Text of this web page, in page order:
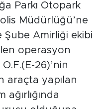
Parkı Otopark
Müdürlüğü’ne
Şube Amirliği ekibi
operasyon
26)’nin
araçta yapılan
ağırlığında